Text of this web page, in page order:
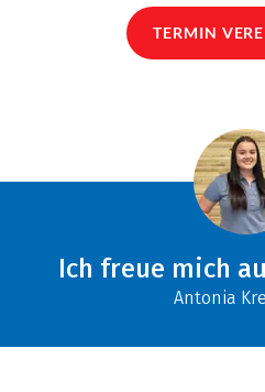
TERMIN
Ich freue mich
Antonia